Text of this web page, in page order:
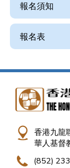
報名須知
報名表
香港九龍
華人基督
(852)